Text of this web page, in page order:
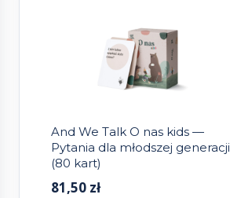
And We Talk O nas kids —
Pytania dla młodszej generacji
(80 kart)
81,50 zł